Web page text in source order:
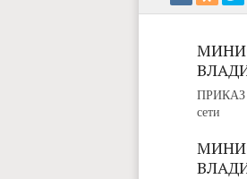
ПРИКАЗ
сети